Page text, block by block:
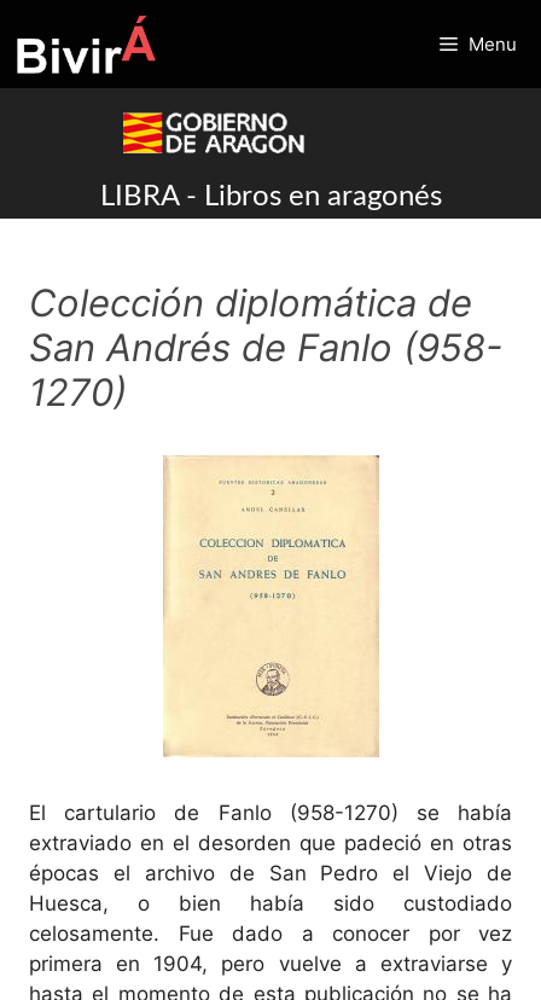
to
content
Menu
LIBRA - Libros en aragonés
Colección diplomática de
San Andrés de Fanlo (958-
1270)
El cartulario de Fanlo (958-1270) se había
extraviado en el desorden que padeció en otras
épocas el archivo de San Pedro el Viejo de
Huesca, o bien había sido custodiado
celosamente. Fue dado a conocer por vez
primera en 1904, pero vuelve a extraviarse y
hasta el momento de esta publicación no se ha